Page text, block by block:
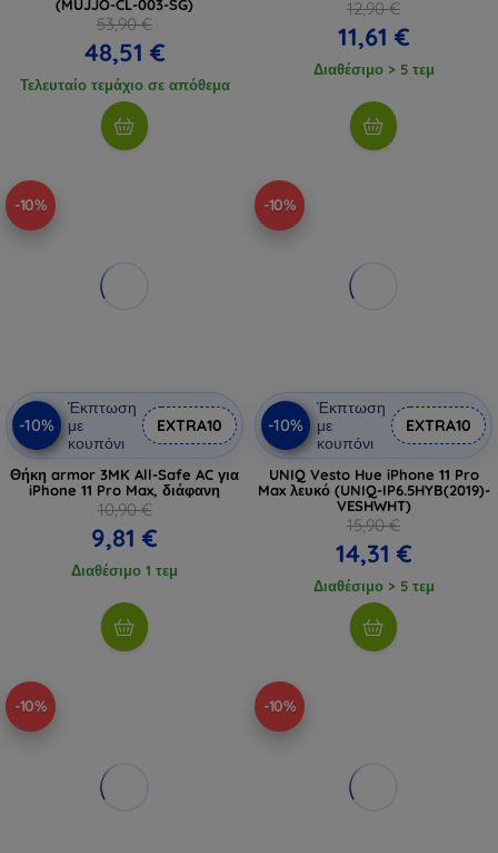
(MUJJO-CL-003-SG)
53,90 €
48,51 €
Τελευταίο τεμάχιο σε απόθεμα
12,90 €
11,61 €
Διαθέσιμο > 5 τεμ
-10%
-10%
Έκπτωση
με
κουπόνι
EXTRA10
Θήκη armor 3MK All-Safe AC για
iPhone 11 Pro Max, διάφανη
10,90 €
9,81 €
Διαθέσιμο 1 τεμ
-10%
-10%
Έκπτωση
με
κουπόνι
EXTRA10
UNIQ Vesto Hue iPhone 11 Pro
Max λευκό (UNIQ-IP6.5HYB(2019)-
VESHWHT)
15,90 €
14,31 €
Διαθέσιμο > 5 τεμ
-10% -10%